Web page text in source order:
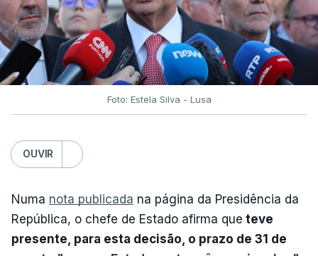
Foto: Estela Silva - Lusa
OUVIR
Numa nota publicada na página da Presidência da
República, o chefe de Estado afirma que teve
presente, para esta decisão, o prazo de 31 de